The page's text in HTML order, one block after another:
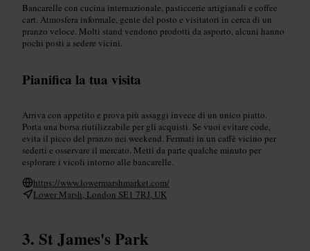
Bancarelle con cucina internazionale, pasticcerie artigianali e coffee
cart. Atmosfera informale, gente del posto e visitatori in cerca di un
pranzo veloce. Molti stand vendono prodotti da asporto, alcuni hanno
pochi posti a sedere vicini.
Pianifica la tua visita
Arriva con appetito e prova più assaggi invece di un unico piatto.
Porta una borsa riutilizzabile per gli acquisti. Se vuoi evitare code,
evita il picco del pranzo nei weekend. Fermati in un caffè vicino per
sederti e osservare il mercato. Metti da parte qualche minuto per
esplorare i vicoli intorno alle bancarelle.
https://www.lowermarshmarket.com/
Lower Marsh, London SE1 7RJ, UK
St James's Park